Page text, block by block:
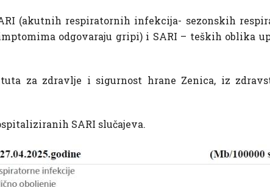
(akutnih respiratornih infekcija- sezonskih
odgovaraju gripi) i SARI – teških oblika
za zdravlje i sigurnost hrane Zenica, iz
SARI slučajeva.